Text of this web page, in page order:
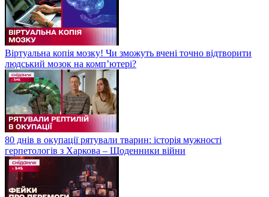
Віртуальна копія мозку! Чи зможуть вчені точно відтворити
людський мозок на компʼютері?
80 днів в окупації рятували тварин: історія мужності
герпетологів з Харкова – Щоденники війни